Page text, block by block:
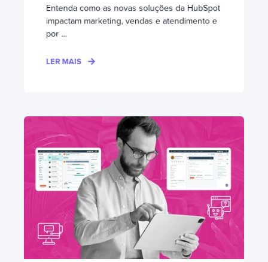
Entenda como as novas soluções da HubSpot
impactam marketing, vendas e atendimento e
por ...
LER MAIS